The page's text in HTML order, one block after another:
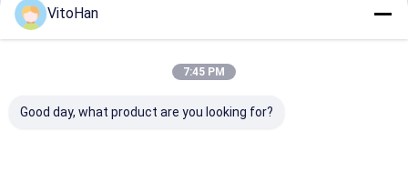
VitoHan
7:45 PM
Good day, what product are you looking for?